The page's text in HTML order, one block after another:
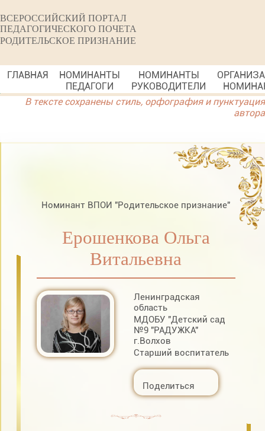
ВСЕРОССИЙСКИЙ ПОРТАЛ
ПЕДАГОГИЧЕСКОГО ПОЧЕТА
РОДИТЕЛЬСКОЕ ПРИЗНАНИЕ
ГЛАВНАЯ
НОМИНАНТЫ
ПЕДАГОГИ
НОМИНАНТЫ
РУКОВОДИТЕЛИ
В тексте сохранены стиль, орфография и пунктуация
автора
Номинант ВПОИ "Родительское признание"
Ерошенкова Ольга
Витальевна
Ленинградская
область
МДОБУ "Детский сад
№9 "РАДУЖКА"
г.Волхов
Старший воспитатель
Поделиться